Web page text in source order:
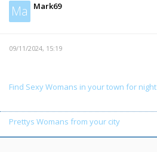
Ma Mark69
09/11/2024, 15:19
Find Sexy Womans in your town for night
Prettys Womans from your city